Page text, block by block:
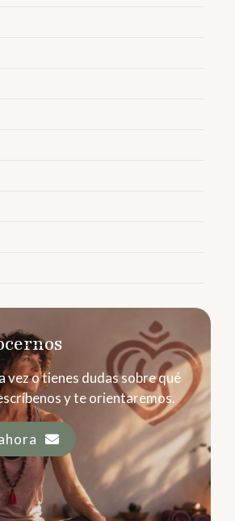
vez o tienes dudas sobre qué
y te orientaremos.